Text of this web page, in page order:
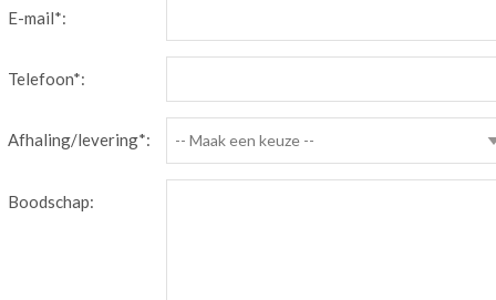
E-mail*:
Telefoon*:
Afhaling/levering*: -- Maak een keuze --
Boodschap: